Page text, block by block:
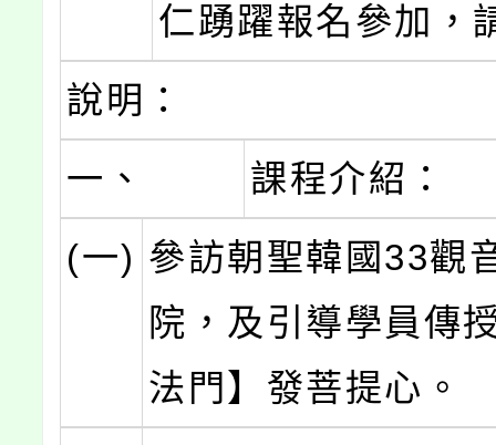
仁踴躍報名參加，
說明：
一、
課程介紹：
(一) 參訪朝聖韓國33觀
院，及引導學員傳
法門】發菩提心。